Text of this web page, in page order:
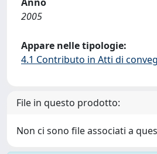
2005
Appare nelle tipologie:
4.1 Contributo in Atti di
File in questo prodotto:
Non ci sono file associati a